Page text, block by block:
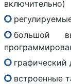
включительно)
большой
графический
встроенные